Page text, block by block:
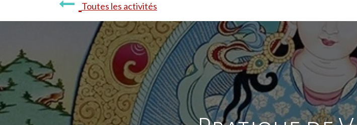
Toutes les activités